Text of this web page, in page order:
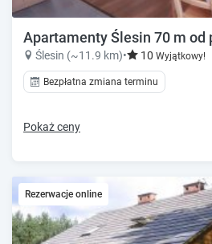
Apartamenty Ślesin 70 m od
Ślesin (~11.9 km)• 10 Wyjątkowy!
Bezpłatna zmiana terminu
Pokaż ceny
Rezerwacje online